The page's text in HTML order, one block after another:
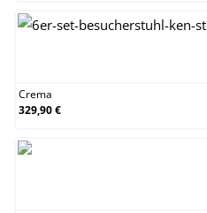
Crema
329,90 €